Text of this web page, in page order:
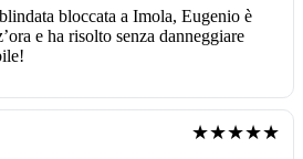
bloccata a Imola, Eugenio è
e ha risolto senza danneggiare
★★★★★